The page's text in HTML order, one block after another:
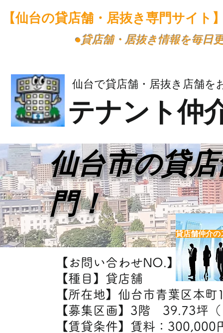
【仙台の貸店舗・居抜き専門サイト
​●貸店舗・居抜き情報を毎日
仙台で貸店舗・居抜き店舗を
テナント仲
【お問い合わせNO.】H7408
【種目】貸店舗
【所在地】仙台市青葉区本町
【募集区画】3階 39.73坪
【賃貸条件】賃料：
仙台市の貸
門！
貸店舗仲介の